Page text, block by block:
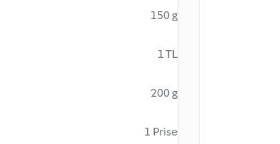
150 g
1 TL
200 g
1 Prise